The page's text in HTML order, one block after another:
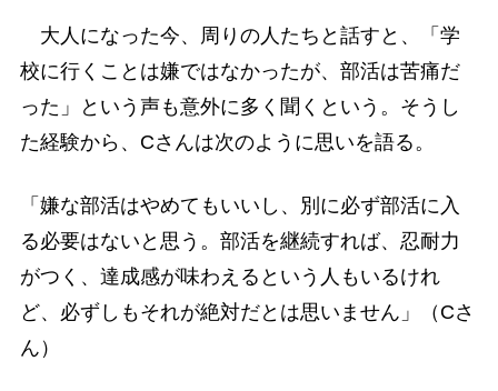
大人になった今、周りの人たちと話すと、「学
校に行くことは嫌ではなかったが、部活は苦痛だ
った」という声も意外に多く聞くという。そうし
た経験から、Cさんは次のように思いを語る。
「嫌な部活はやめてもいいし、別に必ず部活に入
る必要はないと思う。部活を継続すれば、忍耐力
がつく、達成感が味わえるという人もいるけれ
ど、必ずしもそれが絶対だとは思いません」（Cさ
ん）